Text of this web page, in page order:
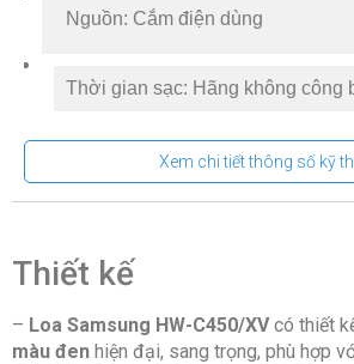
Nguồn: Cắm điện dùng
Thời gian sạc: Hãng không công
Công nghệ âm thanh:
Chế độ Voice Enhancement
Mode
Chế độ Surround Sound
vòm mở rộng
Xem chi tiết thông số kỹ
Thiết kế
– Loa Samsung HW-C450/XVcó thiết
màu đen hiện đại, sang trọng, phù hợp